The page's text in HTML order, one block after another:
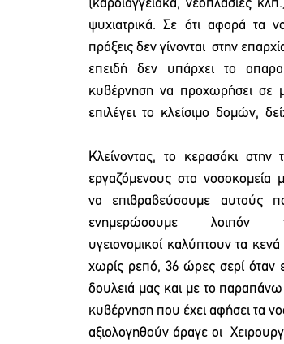
(καρδιαγγειακά, νεοπλασίες
ψυχιατρικά. Σε ότι αφορά τα
πράξεις δεν γίνονται  στην
επειδή  δεν  υπάρχει  το
κυβέρνηση  να  προχωρήσει  σε
επιλέγει  το  κλείσιμο  δομών,
Κλείνοντας,  το  κερασάκι  στην
εργαζόμενους  στα  νοσοκομεία
να επιβραβεύσουμε αυτούς
ενημερώσουμε
υγειονομικοί καλύπτουν τα
χωρίς ρεπό, 36 ώρες σερί όταν
δουλειά μας και με το παραπάνω
κυβέρνηση που έχει αφήσει τα
αξιολογηθούν άραγε οι